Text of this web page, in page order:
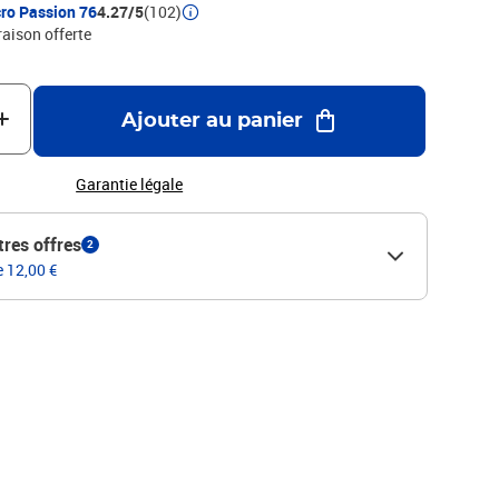
Passion 764.27/5(102)
offerte
Ajouter au panier
Garantie légale
offres 2
12,00 €